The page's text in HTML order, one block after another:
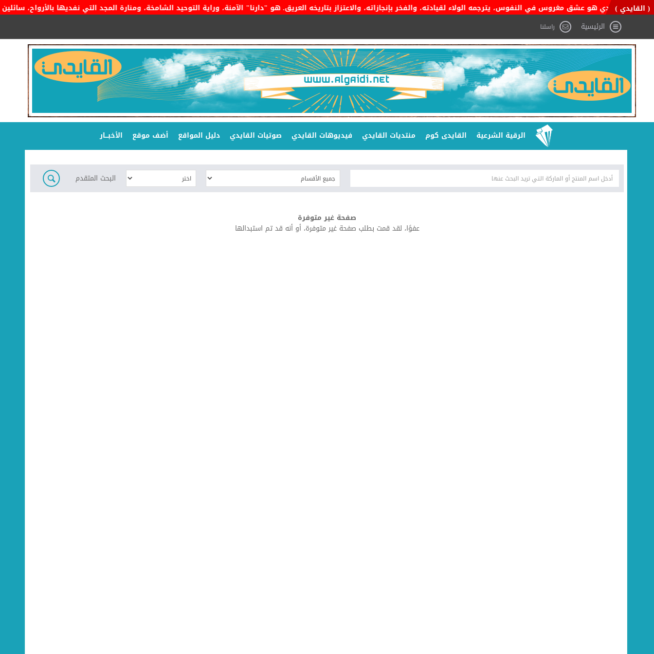
( القايدي )
السعودي هو عشق مغروس في النفوس، يترجمه الولاء لقيادته، والفخر بإنجازاته، والاعتزاز بتاريخه العريق. هو "دارنا" الآمنة، وراية التوحيد الشامخة، ومنارة المجد التي نفديها بالأرواح، سائلين
الرئيسية
راسلنا
الرقية الشرعية القايدى كوم منتديات القايدي فيديوهات القايدي صوتيات القايدي دليل المواقع أضف موقع الأخبـــار
البحث المتقدم
صفحة غير متوفرة
عفوًا، لقد قمت بطلب صفحة غير متوفرة، أو أنه قد تم استبدالها